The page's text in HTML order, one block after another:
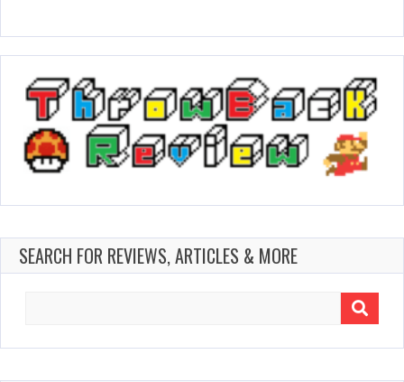
SEARCH FOR REVIEWS, ARTICLES & MORE